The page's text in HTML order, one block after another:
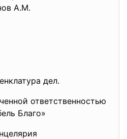
А.М.
дел.
ответственностью
Благо»